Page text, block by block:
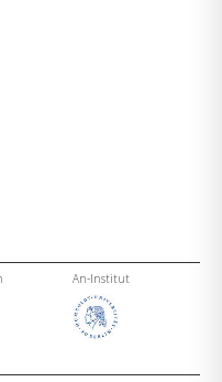
An-Institut